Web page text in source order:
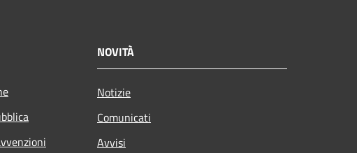
NOVITÀ
Notizie
Comunicati
Avvisi